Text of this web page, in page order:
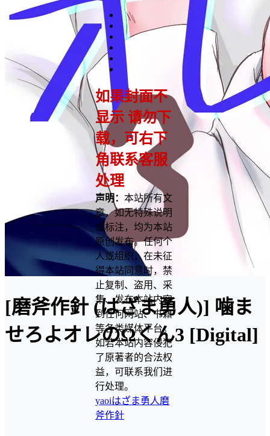
[磨斧作針 (はざま勇人)] 噛ま
せろよオレのΩくん3 [Digital]
如果封面不
显示 请勿下
载，可右下
角联系客服
处理
声明： 本站所有文
章，如无特殊说明
或标注，均为本站
原创发布。任何个
人或组织，在未征
得本站同意时，禁
止复制、盗用、采
集、发布本站内容
到任何网站、书籍
等各类媒体平台。
如若本站内容侵犯
了原著者的合法权
益，可联系我们进
行处理。
yaoiはざま勇人磨
斧作針